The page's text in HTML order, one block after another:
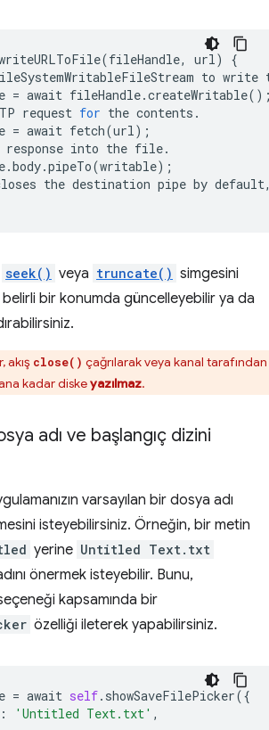
(fileHandle, url)
{
to write
= await fileHandle.createWritable
request for the contents .
= await fetch(url);
response into the file.
.body.pipeTo(writable);
the destination pipe by default
seek() veya truncate() simgesini
belirli bir konumda güncelleyebilir ya da
akış close() çağrılarak veya kanal tarafından
kadar diskeyazılmaz.
adı ve başlangıç dizini
varsayılan bir dosya adı
isteyebilirsiniz. Örneğin, bir metin
yerine Untitled Text.txt
önermek isteyebilir. Bunu,
kapsamında bir
özelliği ileterek yapabilirsiniz.
= await self. showSaveFilePicker({
: 'Untitled Text.txt' ,